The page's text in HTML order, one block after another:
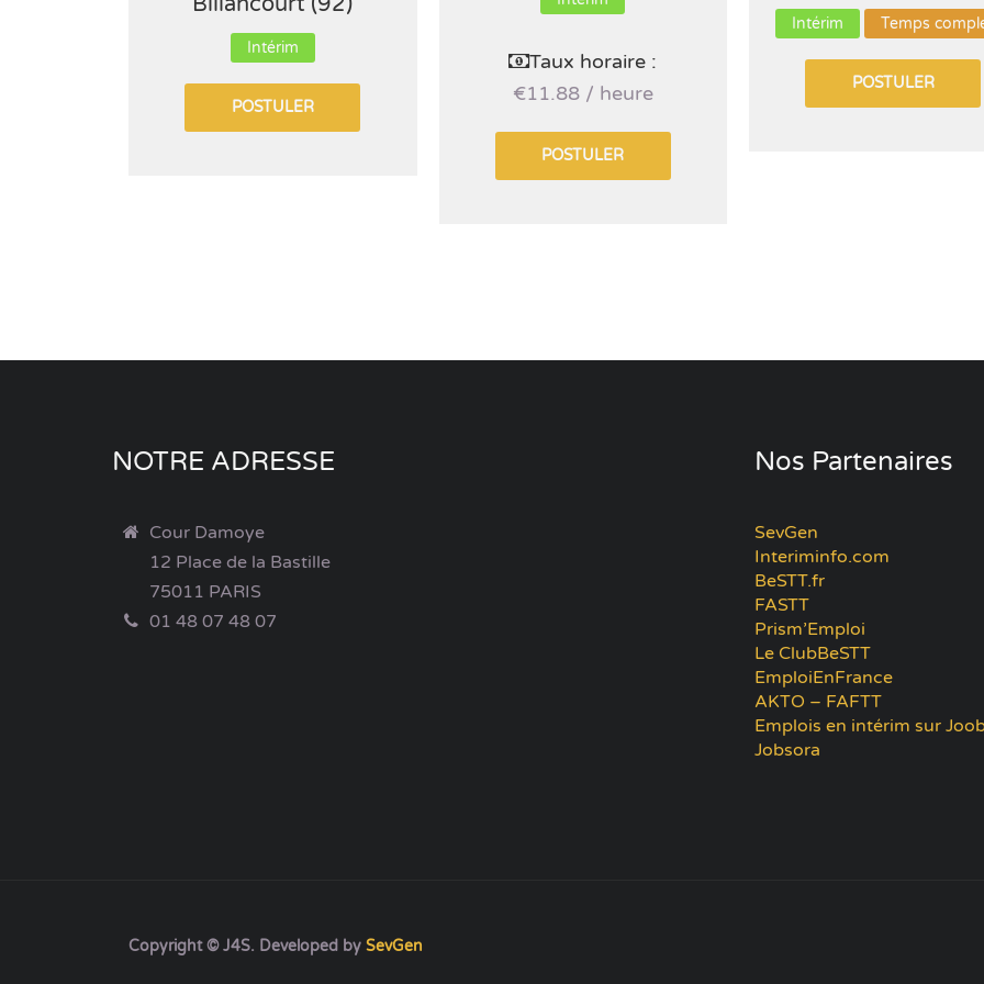
Intérim
POSTULER
Taux horaire :
€11.88 / heure
POSTULER
Intérim Temps
POSTULER
NOTRE ADRESSE
Cour Damoye
12 Place de la Bastille
75011 PARIS
01 48 07 48 07
Nos Partenaires
SevGen
Interiminfo.com
BeSTT.fr
FASTT
Prism’Emploi
Le ClubBeSTT
EmploiEnFrance
AKTO – FAFTT
Emplois en intérim sur
Jobsora
Copyright © J4S. Developed by SevGen